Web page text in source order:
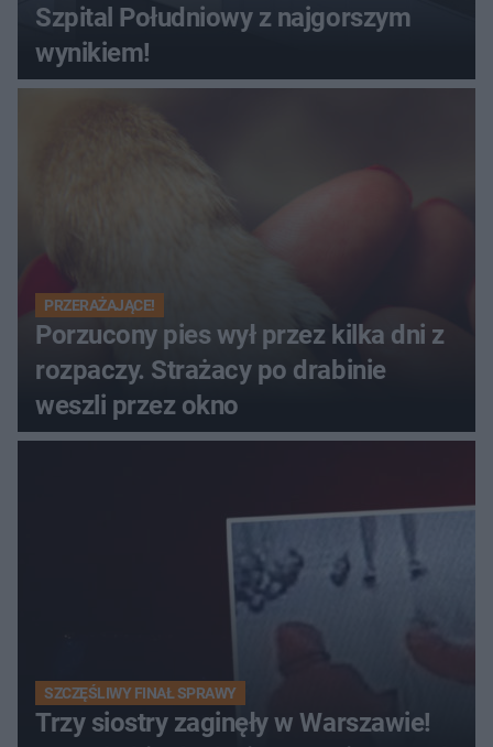
Szpital Południowy z najgorszym
wynikiem!
PRZERAŻAJĄCE!
Porzucony pies wył przez kilka dni z
rozpaczy. Strażacy po drabinie
weszli przez okno
SZCZĘŚLIWY FINAŁ SPRAWY
Trzy siostry zaginęły w Warszawie!